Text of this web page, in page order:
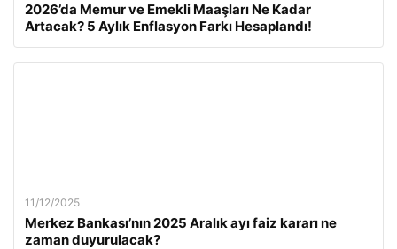
2026’da Memur ve Emekli Maaşları Ne Kadar
Artacak? 5 Aylık Enflasyon Farkı Hesaplandı!
11/12/2025
Merkez Bankası’nın 2025 Aralık ayı faiz kararı ne
zaman duyurulacak?